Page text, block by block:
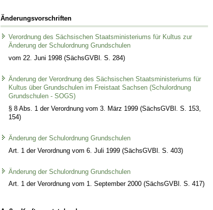
Änderungsvorschriften
Verordnung des Sächsischen Staatsministeriums für Kultus zur
Änderung der Schulordnung Grundschulen
vom 22. Juni 1998 (SächsGVBl. S. 284)
Änderung der Verordnung des Sächsischen Staatsministeriums für
Kultus über Grundschulen im Freistaat Sachsen (Schulordnung
Grundschulen - SOGS)
§ 8 Abs. 1 der Verordnung vom 3. März 1999 (SächsGVBl. S. 153,
154)
Änderung der Schulordnung Grundschulen
Art. 1 der Verordnung vom 6. Juli 1999 (SächsGVBl. S. 403)
Änderung der Schulordnung Grundschulen
Art. 1 der Verordnung vom 1. September 2000 (SächsGVBl. S. 417)